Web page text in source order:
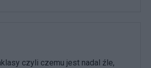
czyli czemu jest nadal źle,